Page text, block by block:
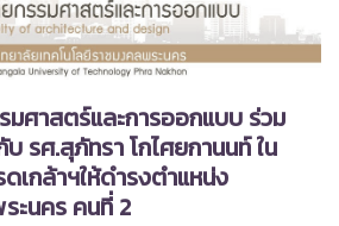
ศาสตร์และการออกแบบ ร่วม
รศ.สุภัทรา โกไศยกานนท์ ใน
เกล้าฯให้ดำรงตำแหน่ง
ะนคร คนที่ 2